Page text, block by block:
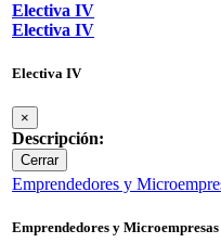
Electiva IV
Electiva IV
Electiva IV
×
Descripción:
Cerrar
Emprendedores y
Emprendedores y Microempresas